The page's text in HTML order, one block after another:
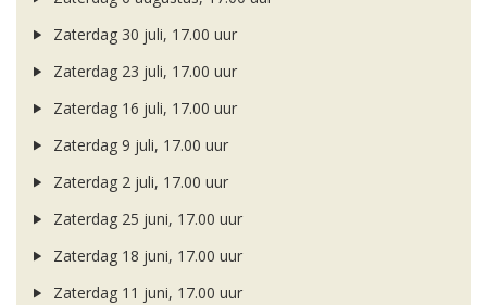
Zaterdag 30 juli, 17.00 uur
Zaterdag 23 juli, 17.00 uur
Zaterdag 16 juli, 17.00 uur
Zaterdag 9 juli, 17.00 uur
Zaterdag 2 juli, 17.00 uur
Zaterdag 25 juni, 17.00 uur
Zaterdag 18 juni, 17.00 uur
Zaterdag 11 juni, 17.00 uur